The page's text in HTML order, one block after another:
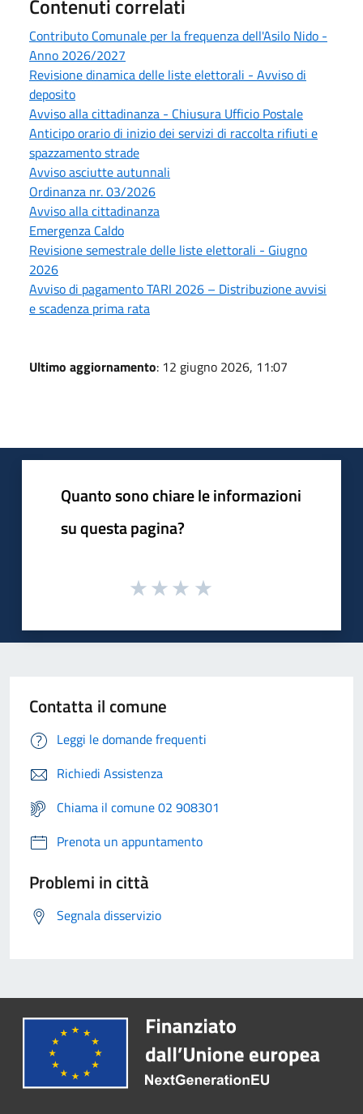
Contenuti correlati
Contributo Comunale per la frequenza dell'Asilo Nido -
Anno 2026/2027
Revisione dinamica delle liste elettorali - Avviso di
deposito
Avviso alla cittadinanza - Chiusura Ufficio Postale
Anticipo orario di inizio dei servizi di raccolta rifiuti e
spazzamento strade
Avviso asciutte autunnali
Ordinanza nr. 03/2026
Avviso alla cittadinanza
Emergenza Caldo
Revisione semestrale delle liste elettorali - Giugno
2026
Avviso di pagamento TARI 2026 – Distribuzione avvisi
e scadenza prima rata
Ultimo aggiornamento: 12 giugno 2026, 11:07
Quanto sono chiare le informazioni
su questa pagina?
Contatta il comune
Leggi le domande frequenti
Richiedi Assistenza
Chiama il comune 02 908301
Prenota un appuntamento
Problemi in città
Segnala disservizio